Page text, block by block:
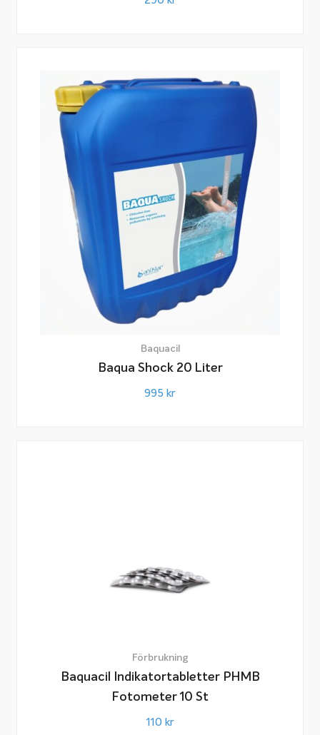
Baquacil
Baqua Shock 20 Liter
995 kr
Förbrukning
Baquacil Indikatortabletter PHMB
Fotometer 10 St
110 kr